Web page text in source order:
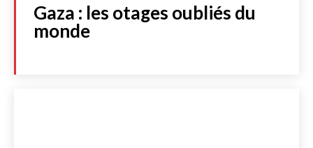
Gaza : les otages oubliés du
monde